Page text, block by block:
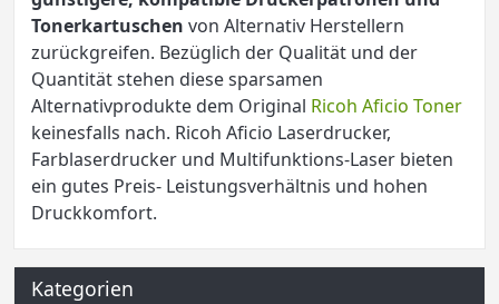
Tonerkartuschen von Alternativ Herstellern
zurückgreifen. Bezüglich der Qualität und der
Quantität stehen diese sparsamen
Alternativprodukte dem Original Ricoh Aficio Toner
keinesfalls nach. Ricoh Aficio Laserdrucker,
Farblaserdrucker und Multifunktions-Laser bieten
ein gutes Preis- Leistungsverhältnis und hohen
Druckkomfort.
Kategorien